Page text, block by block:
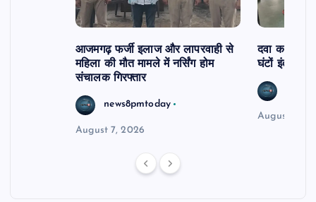
आजमगढ़ फर्जी इलाज और लापरवाही से
महिला की मौत मामले में नर्सिंग होम
संचालक गिरफ्तार
news8pmtoday
August 7, 2026
दवा कक्ष में
घंटों इंतजार
August 6,